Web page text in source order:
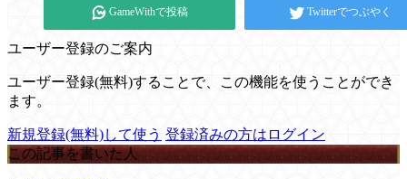
GameWithで投稿 Twitterでつぶやく
ユーザー登録のご案内
ユーザー登録(無料)することで、この機能を使うことができ
ます。
新規登録(無料)して使う 登録済みの方はログイン
この記事を書いた人